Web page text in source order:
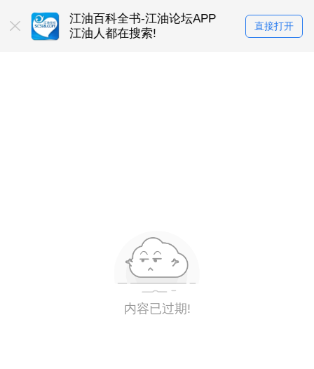
用
江油百科全书-江油论坛APP
江油人都在搜索!
找工作上江油
江油人都下载
直接打开
内容已过期!